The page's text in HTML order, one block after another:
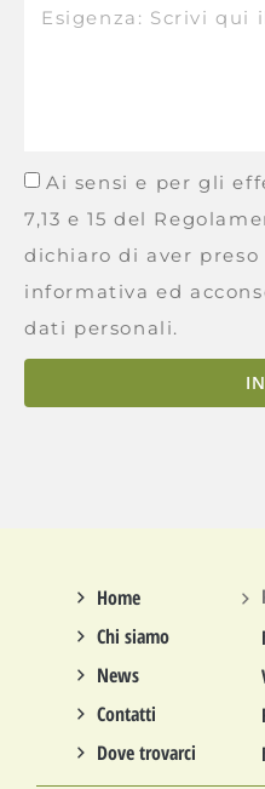
Ai sensi e per gli
7,13 e 15 del
dichiaro di aver preso
informativa ed
dati personali.
Home
Chi siamo
News
Contatti
Dove trovarci